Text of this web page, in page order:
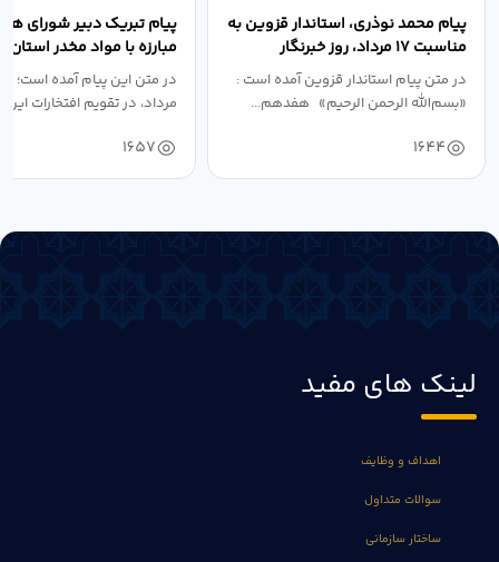
پیام محمد نوذری، استاندار قزوین به
مناسبت ۱۷ مرداد، روز خبرنگار
در متن پیام استاندار قزوین آمده است :
«بسم‌الله الرحمن الرحیم» هفدهم...
1644
پیام تبریک دبیر شورای
مبارزه با مواد مخدر استان
مناسبت روز خبرنگار...
در متن این پیام آمده
مرداد، در تقویم افتخارات
1657
لینک های مفید
اهداف و وظایف
سوالات متداول
ساختار سازمانی